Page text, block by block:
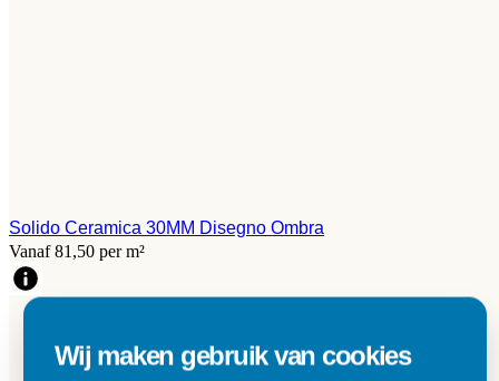
Solido Ceramica 30MM Disegno Ombra
Vanaf 81,50 per m²
Wij maken gebruik van cookies